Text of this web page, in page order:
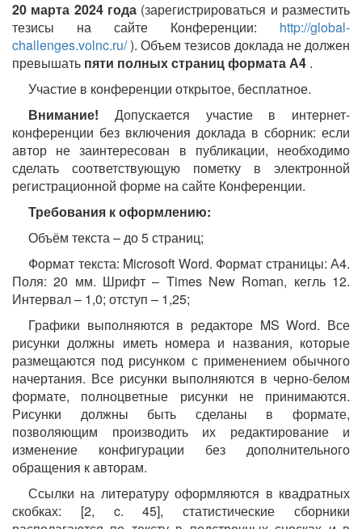
20 марта 2024 года (зарегистрироваться и разместить
тезисы на сайте Конференции: http://global-
challenges.volnc.ru/). Объем тезисов доклада не должен
превышать пяти полных страниц формата А4 .
Участие в конференции открытое, бесплатное.
Внимание! Допускается участие в интернет-
конференции без включения доклада в сборник: если
автор не заинтересован в публикации, необходимо
сделать соответствующую пометку в электронной
регистрационной форме на сайте Конференции.
Требования к оформлению:
Объём текста – до 5 страниц;
Формат текста: Microsoft Word. Формат страницы: А4.
Поля: 20 мм. Шрифт – Times New Roman, кегль 12.
Интервал – 1,0; отступ – 1,25;
Графики выполняются в редакторе MS Word. Все
рисунки должны иметь номера и названия, которые
размещаются под рисунком с применением обычного
начертания. Все рисунки выполняются в черно-белом
формате, полноцветные рисунки не принимаются.
Рисунки должны быть сделаны в формате,
позволяющим производить их редактирование и
изменение конфигурации без дополнительного
обращения к авторам.
Ссылки на литературу оформляются в квадратных
скобках: [2, c. 45], статистические сборники